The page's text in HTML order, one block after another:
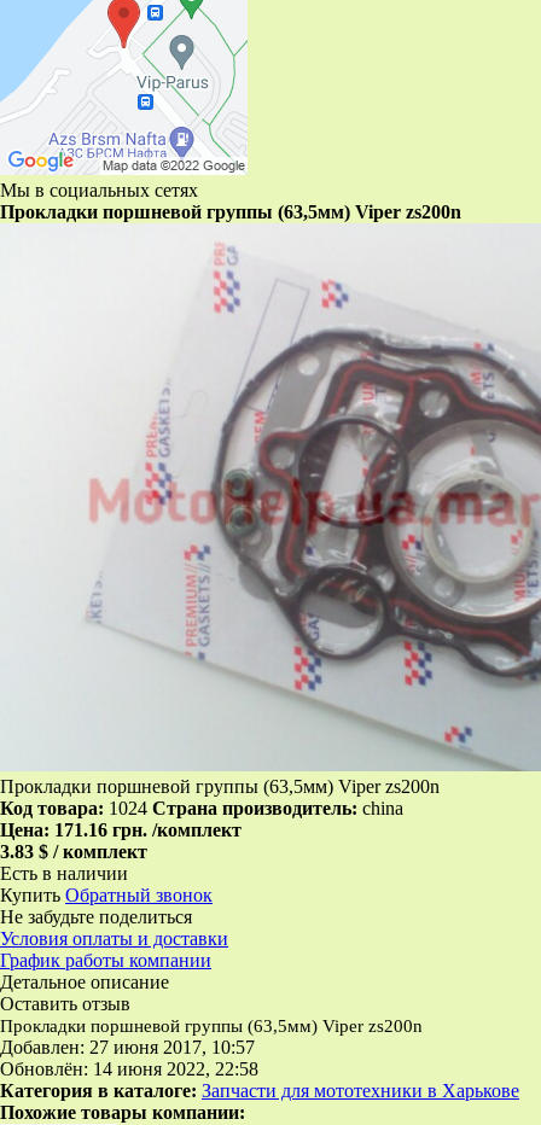
Мы в социальных сетях
Прокладки поршневой группы (63,5мм) Viper zs200n
Прокладки поршневой группы (63,5мм) Viper zs200n
Код товара: 1024 Страна производитель: china
Цена: 171.16 грн. /комплект
3.83 $ / комплект
Есть в наличии
Купить Обратный звонок
Не забудьте поделиться
Условия оплаты и доставки
График работы компании
Детальное описание
Оставить отзыв
Прокладки поршневой группы (63,5мм) Viper zs200n
Добавлен: 27 июня 2017, 10:57
Обновлён: 14 июня 2022, 22:58
Категория в каталоге: Запчасти для мототехники в Харькове
Похожие товары компании: